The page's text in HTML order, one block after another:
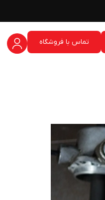
تماس با فروشگاه